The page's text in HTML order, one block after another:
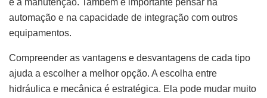
e a manutenção. Também é importante pensar na
automação e na capacidade de integração com outros
equipamentos.
Compreender as vantagens e desvantagens de cada tipo
ajuda a escolher a melhor opção. A escolha entre
hidráulica e mecânica é estratégica. Ela pode mudar muito